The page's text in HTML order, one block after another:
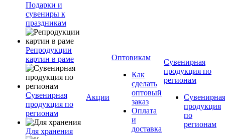
Подарки и
сувениры к
праздникам
Репродукции
картин в раме
Сувенирная
продукция по
регионам
Для хранения
Акции
Оптовикам
Как
сделать
оптовый
заказ
Оплата
и
доставка
Сувенирная
продукция по
регионам
Сувенирная
продукция
по
регионам